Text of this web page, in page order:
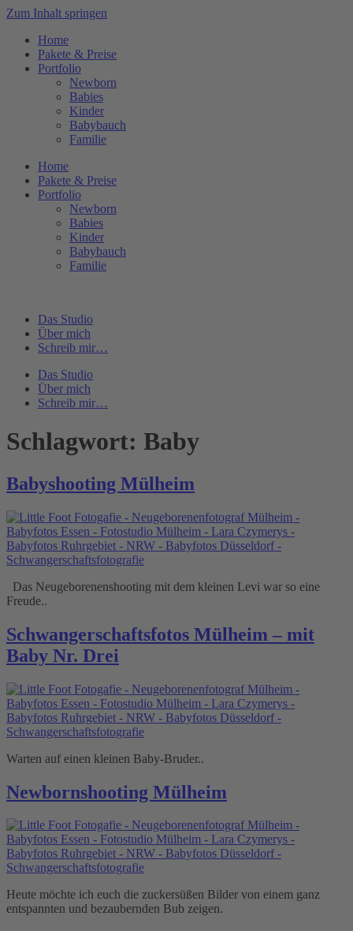
Zum Inhalt springen
Home
Pakete & Preise
Portfolio
Newborn
Babies
Kinder
Babybauch
Familie
Home
Pakete & Preise
Portfolio
Newborn
Babies
Kinder
Babybauch
Familie
Das Studio
Über mich
Schreib mir…
Das Studio
Über mich
Schreib mir…
Schlagwort: Baby
Babyshooting Mülheim
Das Neugeborenenshooting mit dem kleinen Levi war so eine
Freude..
Schwangerschaftsfotos Mülheim – mit
Baby Nr. Drei
Warten auf einen kleinen Baby-Bruder..
Newbornshooting Mülheim
Heute möchte ich euch die zuckersüßen Bilder von einem ganz
entspannten und bezaubernden Bub zeigen.